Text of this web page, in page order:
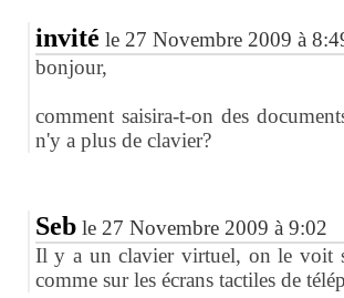
invité le 27 Novembre 2009 à
bonjour,
comment saisira-t-on des
n'y a plus de clavier?
Seble 27 Novembre 2009 à 9:02
Il y a un clavier virtuel, on le voit
comme sur les écrans tactiles de